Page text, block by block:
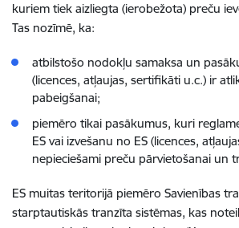
kuriem tiek aizliegta (ierobežota) preču
Tas nozīmē, ka:
atbilstošo nodokļu samaksa un
(licences, atļaujas, sertifikāti u.c.) ir
pabeigšanai;
piemēro tikai pasākumus, kuri
ES vai izvešanu no ES (licences,
nepieciešami preču pārvietošanai un
ES muitas teritorijā piemēro Savienības
starptautiskās tranzīta sistēmas, kas